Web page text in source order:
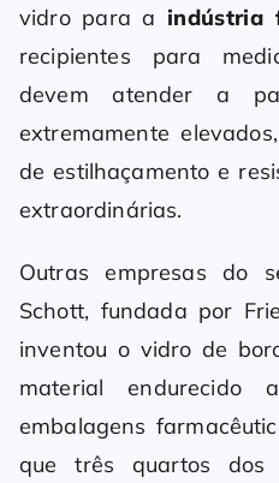
vidro para a indústria
recipientes para
devem atender a
extremamente
de estilhaçamento e
extraordinárias.
Outras empresas do
Schott, fundada por
inventou o vidro de
material
embalagens
que três quartos dos